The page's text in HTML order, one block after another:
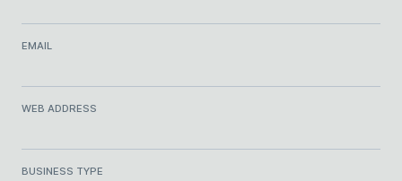
EMAIL
WEB ADDRESS
BUSINESS TYPE